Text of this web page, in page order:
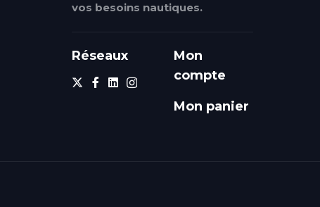
vos besoins nautiques.
Réseaux
Mon
compte
Mon panier